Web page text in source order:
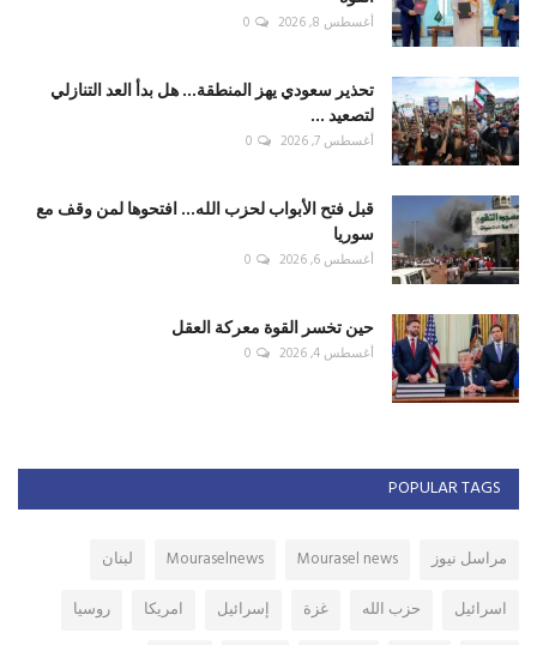
أغسطس 8, 2026 0
تحذير سعودي يهز المنطقة... هل بدأ العد التنازلي
لتصعيد ...
أغسطس 7, 2026 0
قبل فتح الأبواب لحزب الله... افتحوها لمن وقف مع
سوريا
أغسطس 6, 2026 0
حين تخسر القوة معركة العقل
أغسطس 4, 2026 0
POPULAR TAGS
مراسل نيوز Mourasel news
Mouraselnews
لبنان
اسرائيل
حزب الله غزة إسرائيل امريكا
روسيا